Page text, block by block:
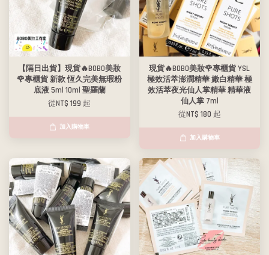
【隔日出貨】現貨🔥BOBO美妝
🌹專櫃貨 新款 恆久完美無瑕粉
底液 5ml 10ml 聖羅蘭
從NT$ 199 起
加入購物車
現貨🔥BOBO美妝🌹專櫃貨 YSL
極效活萃澎潤精華 嫩白精華 極
效活萃夜光仙人掌精華 精華液
仙人掌 7ml
從NT$ 180 起
加入購物車